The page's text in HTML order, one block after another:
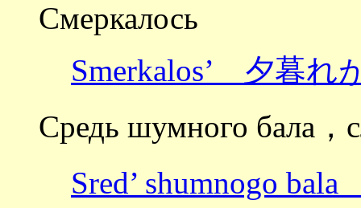
Смеркалось
Smerkalos’ 夕暮れ
Средь шумного бала
Sred’ shumnogo